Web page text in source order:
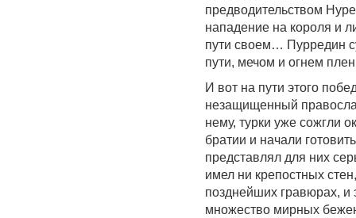
предводительством
нападение на короля и
пути своем… Пурредин
пути, мечом и огнем
И вот на пути этого
незащищенный
нему, турки уже сожгли
братии и начали
представлял для них
имел ни крепостных
позднейших гравюрах, и
множество мирных